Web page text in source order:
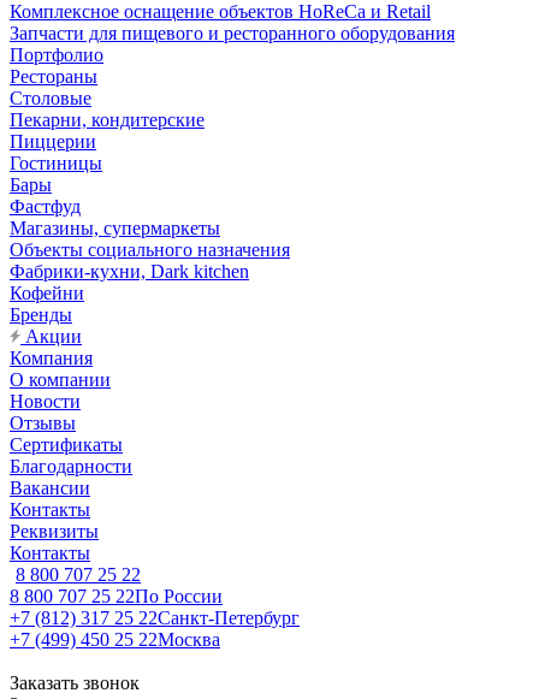
Комплексное оснащение объектов HoReCa и Retail
Запчасти для пищевого и ресторанного оборудования
Портфолио
Рестораны
Столовые
Пекарни, кондитерские
Пиццерии
Гостиницы
Бары
Фастфуд
Магазины, супермаркеты
Объекты социального назначения
Фабрики-кухни, Dark kitchen
Кофейни
Бренды
Акции
Компания
О компании
Новости
Отзывы
Сертификаты
Благодарности
Вакансии
Контакты
Реквизиты
Контакты
8 800 707 25 22
8 800 707 25 22По России
+7 (812) 317 25 22Санкт-Петербург
+7 (499) 450 25 22Москва
Заказать звонок